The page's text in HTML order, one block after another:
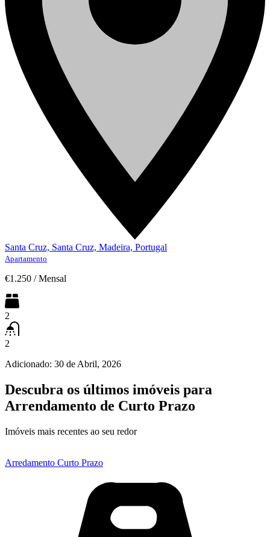
Santa Cruz, Santa Cruz, Madeira, Portugal
Apartamento
€1.250 / Mensal
2
2
Adicionado: 30 de Abril, 2026
Descubra os últimos imóveis para
Arrendamento de Curto Prazo
Imóveis mais recentes ao seu redor
Arredamento Curto Prazo